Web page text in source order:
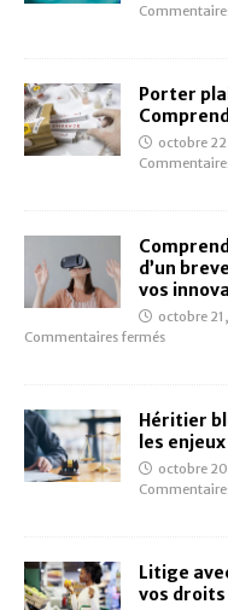
Porter
octobre
d’un
vos
octobre
Commentaires fermés
Héritier
les
octobre
Litige
vos